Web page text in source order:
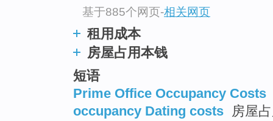
基于885个网页-相关网页
租用成本
房屋占用本钱
短语
Prime Office Occupancy Costs
occupancy Dating costs 房屋